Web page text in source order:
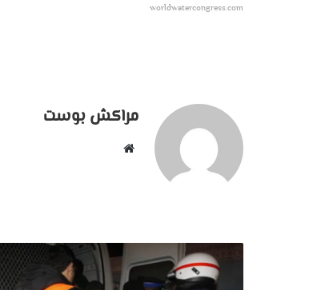
worldwatercongress.com
مراكش بوست